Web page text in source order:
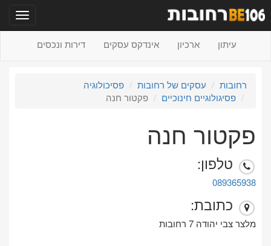
עיתון ארכיון אינדקס עסקים דירות ונכסים
רחובות עסקים של רחובות
פסיכולוגיה
פסיגולוגיים חינוכיים
פקטור חנה
פקטור חנה
טלפון:
089365938
כתובת:
מלצר צבי יהודה 7 רחובות